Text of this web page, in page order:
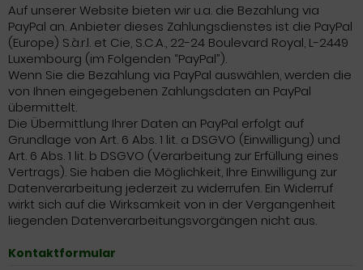
Auf unserer Website bieten wir u.a. die Bezahlung via
PayPal an. Anbieter dieses Zahlungsdienstes ist die PayPal
(Europe) S.à.r.l. et Cie, S.C.A., 22-24 Boulevard Royal, L-2449
Luxembourg (im Folgenden “PayPal”).
Wenn Sie die Bezahlung via PayPal auswählen, werden die
von Ihnen eingegebenen Zahlungsdaten an PayPal
übermittelt.
Die Übermittlung Ihrer Daten an PayPal erfolgt auf
Grundlage von Art. 6 Abs. 1 lit. a DSGVO (Einwilligung) und
Art. 6 Abs. 1 lit. b DSGVO (Verarbeitung zur Erfüllung eines
Vertrags). Sie haben die Möglichkeit, Ihre Einwilligung zur
Datenverarbeitung jederzeit zu widerrufen. Ein Widerruf
wirkt sich auf die Wirksamkeit von in der Vergangenheit
liegenden Datenverarbeitungsvorgängen nicht aus.
Kontaktformular